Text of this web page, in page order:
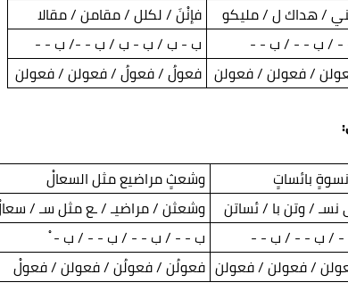
/ هداك ل / مليكو
فإنْنَ / لكلل / مقامن / مقالا
/ ب - - / ب - -
ب - ب / ب - ب / ب - -/ ب - -
/ فعولن / فعولن فعولُ / فعولُ / فعولن / فعولن
بائساتٍ
وشعثٍ مراضيع مثل السعالْ
نسـ / وتن با / ئساتن
وشعثن / مراضيـ / ـع مثل سـ /
/ ب - - / ب - -
ب - - / ب - - / ب - - / ب - ْ
/ فعولن / فعولن فعولُن / فعولُن / فعولن / فعولْ